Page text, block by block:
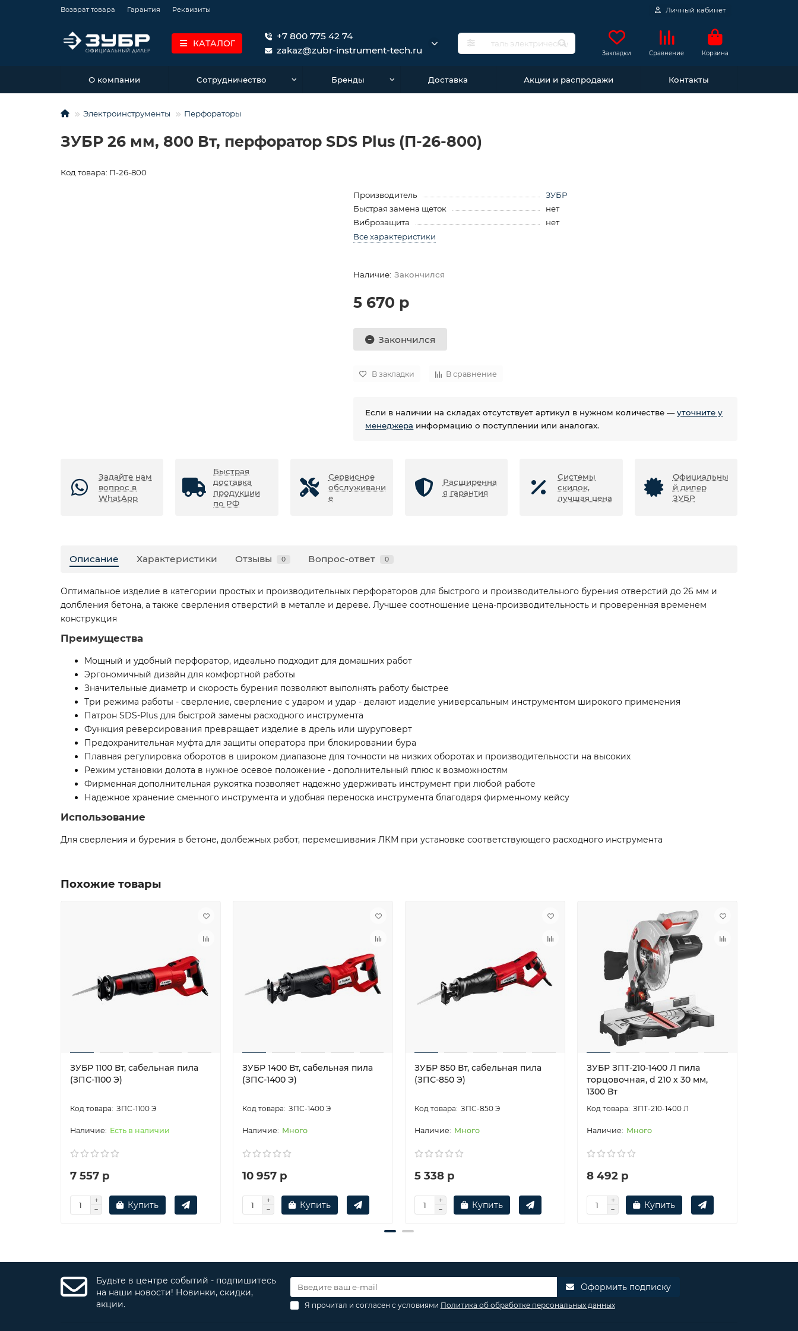
Возврат товара Гарантия Реквизиты Личный кабинет
КАТАЛОГ
+7 800 775 42 74
zakaz@zubr-instrument-tech.ru
Закладки Сравнение Корзина
О компании Сотрудничество Бренды Доставка Акции и распродажи Контакты
Электроинструменты Перфораторы
ЗУБР 26 мм, 800 Вт, перфоратор SDS Plus (П-26-800)
Код товара: П-26-800
Производитель
ЗУБР
Быстрая замена щеток
нет
Виброзащита
нет
Все характеристики
Закончился
5 670 р
Закончился
В закладки В сравнение
Если в наличии на складах отсутствует артикул в нужном количестве —уточните у
менеджера информацию о поступлении или аналогах.
Задайте нам
вопрос в
WhatApp
Быстрая
доставка
продукции
по РФ
Сервисное
обслуживани
е
Расширенна
я гарантия
Системы
скидок,
лучшая цена
Официальны
й дилер
ЗУБР
Описание Характеристики Отзывы 0 Вопрос-ответ 0
Оптимальное изделие в категории простых и производительных перфораторов для быстрого и производительного бурения отверстий до 26 мм и
долбления бетона, а также сверления отверстий в металле и дереве. Лучшее соотношение цена-производительность и проверенная временем
конструкция
Преимущества
Мощный и удобный перфоратор, идеально подходит для домашних работ
Эргономичный дизайн для комфортной работы
Значительные диаметр и скорость бурения позволяют выполнять работу быстрее
Три режима работы - сверление, сверление с ударом и удар - делают изделие универсальным инструментом широкого применения
Патрон SDS-Plus для быстрой замены расходного инструмента
Функция реверсирования превращает изделие в дрель или шуруповерт
Предохранительная муфта для защиты оператора при блокировании бура
Плавная регулировка оборотов в широком диапазоне для точности на низких оборотах и производительности на высоких
Режим установки долота в нужное осевое положение - дополнительный плюс к возможностям
Фирменная дополнительная рукоятка позволяет надежно удерживать инструмент при любой работе
Надежное хранение сменного инструмента и удобная переноска инструмента благодаря фирменному кейсу
Использование
Для сверления и бурения в бетоне, долбежных работ, перемешивания ЛКМ при установке соответствующего расходного инструмента
Похожие товары
ЗУБР 1100 Вт, сабельная пила
(ЗПС-1100 Э)
ЗПС-1100 Э
Есть в наличии
7 557 р
Купить
ЗУБР 1400 Вт, сабельная пила
(ЗПС-1400 Э)
ЗПС-1400 Э
Много
10 957 р
Купить
ЗУБР 850 Вт, сабельная пила
(ЗПС-850 Э)
ЗПС-850 Э
Много
5 338 р
Купить
ЗУБР ЗПТ-210-1400 Л пила
торцовочная, d 210 х 30 мм,
1300 Вт
ЗПТ-210-1400 Л
Много
8 492 р
Купить
Будьте в центре событий - подпишитесь
на наши новости! Новинки, скидки,
акции.
Оформить подписку
Я прочитал и согласен с условиями Политика об обработке персональных данных